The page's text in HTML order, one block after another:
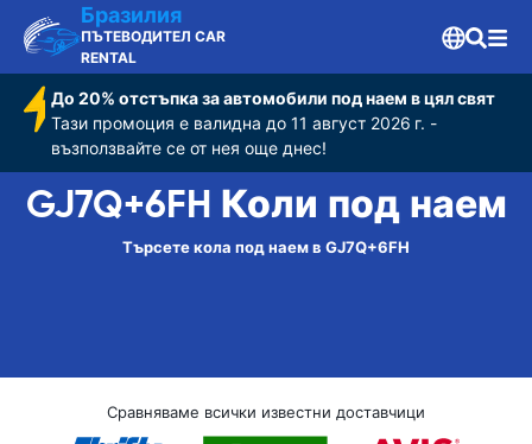
Бразилия
ПЪТЕВОДИТЕЛ CAR
RENTAL
До 20% отстъпка за автомобили под наем в цял свят
Тази промоция е валидна до 11 август 2026 г. -
възползвайте се от нея още днес!
GJ7Q+6FH Коли под наем
Търсете кола под наем в GJ7Q+6FH
Сравняваме всички известни доставчици